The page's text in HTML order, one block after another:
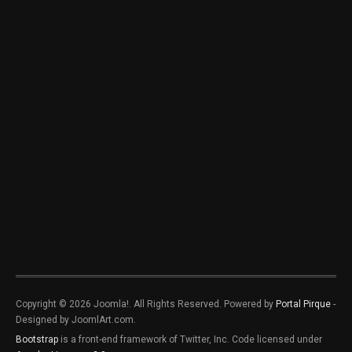
Copyright © 2026 Joomla!. All Rights Reserved. Powered by Portal Pirque -
Designed by JoomlArt.com.
Bootstrap is a front-end framework of Twitter, Inc. Code licensed under